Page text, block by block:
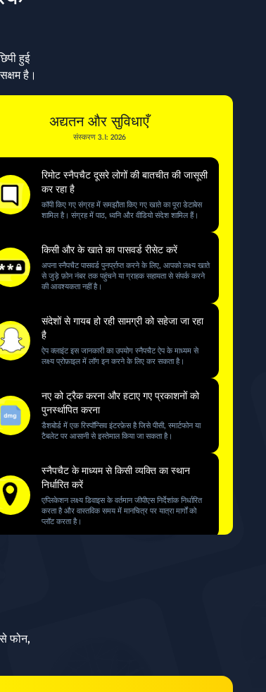
हुई
है।
अद्यतन और सुविधाएँ
संस्करण 3.1: 2026
रिमोट स्नैपचैट दूसरे लोगों की बातचीत की जासूसी
कर रहा है
कॉपी किए गए संग्रह में समझौता किए गए खाते का पूरा डेटाबेस
शामिल है। संग्रह में पाठ, ध्वनि और वीडियो संदेश शामिल हैं।
किसी और के खाते का पासवर्ड रीसेट करें
अपना स्नैपचैट पासवर्ड पुनर्प्राप्त करने के लिए, आपको लक्ष्य खाते
से जुड़े फ़ोन नंबर तक पहुंचने या ग्राहक सहायता से संपर्क करने
की आवश्यकता नहीं है।
संदेशों से गायब हो रही सामग्री को सहेजा जा रहा
है
ऐप क्लाइंट इस जानकारी का उपयोग स्नैपचैट ऐप के माध्यम से
लक्ष्य प्रोफ़ाइल में लॉग इन करने के लिए कर सकता है।
नए को ट्रैक करना और हटाए गए प्रकाशनों को
पुनर्स्थापित करना
डैशबोर्ड में एक रिस्पॉन्सिव इंटरफ़ेस है जिसे पीसी, स्मार्टफोन या
टैबलेट पर आसानी से इस्तेमाल किया जा सकता है।
स्नैपचैट के माध्यम से किसी व्यक्ति का स्थान
निर्धारित करें
एप्लिकेशन लक्ष्य डिवाइस के वर्तमान जीपीएस निर्देशांक निर्धारित
करता है और वास्तविक समय में मानचित्र पर यात्रा मार्गों को
प्लॉट करता है।
फोन,